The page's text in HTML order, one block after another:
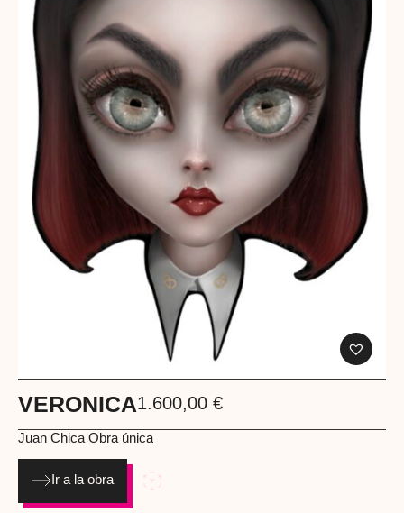
VERONICA1.600,00 €
Juan Chica Obra única
Ir a la obra